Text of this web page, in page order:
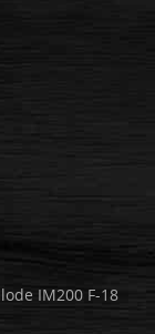
IM200 F-18